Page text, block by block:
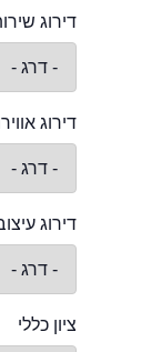
דירוג
דירוג
דירוג
ציון כללי